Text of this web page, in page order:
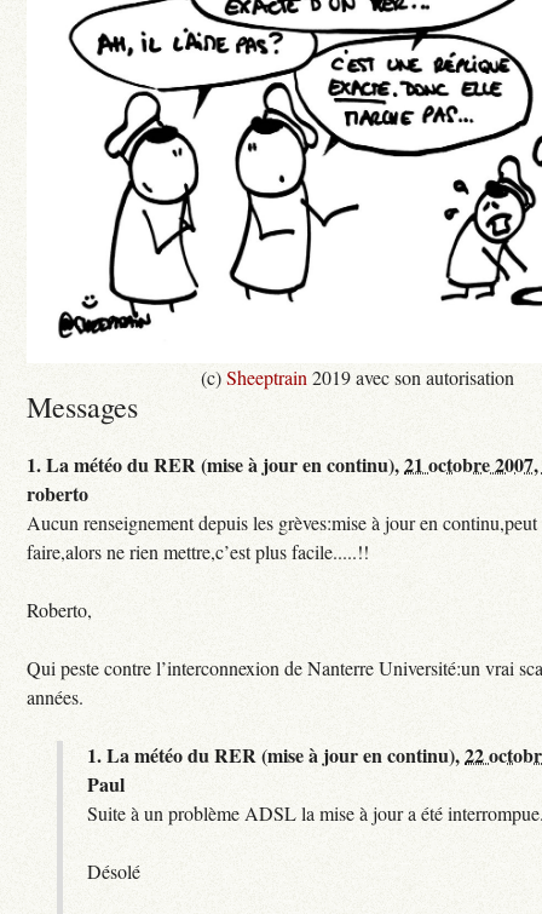
(c)Sheeptrain 2019 avec son autorisation
Messages
1.La météo du RER (mise à jour en continu),21 octobre
roberto
Aucun renseignement depuis les grèves:mise à jour en
faire,alors ne rien mettre,c’est plus facile.....!!
Roberto,
Qui peste contre l’interconnexion de Nanterre Université:un vrai
années.
1.La météo du RER (mise à jour en continu),22
Paul
Suite à un problème ADSL la mise à jour a été
Désolé